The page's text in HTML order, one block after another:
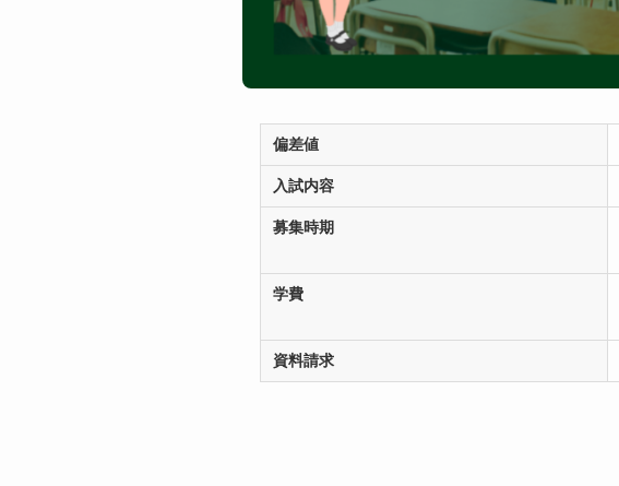
偏差値
入試内容
募集時期
学費
資料請求